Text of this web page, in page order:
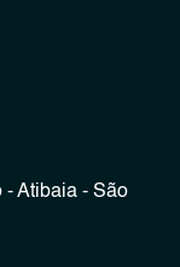
- Atibaia - São